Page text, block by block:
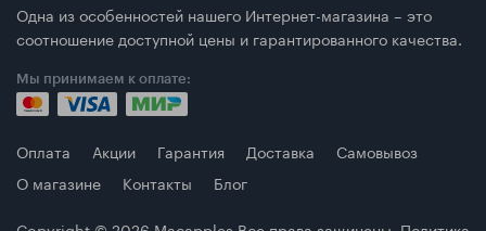
Одна из особенностей нашего Интернет-магазина – это
соотношение доступной цены и гарантированного качества.
Мы принимаем к оплате:
Оплата Акции Гарантия Доставка
Самовывоз
О магазине
Контакты
Блог